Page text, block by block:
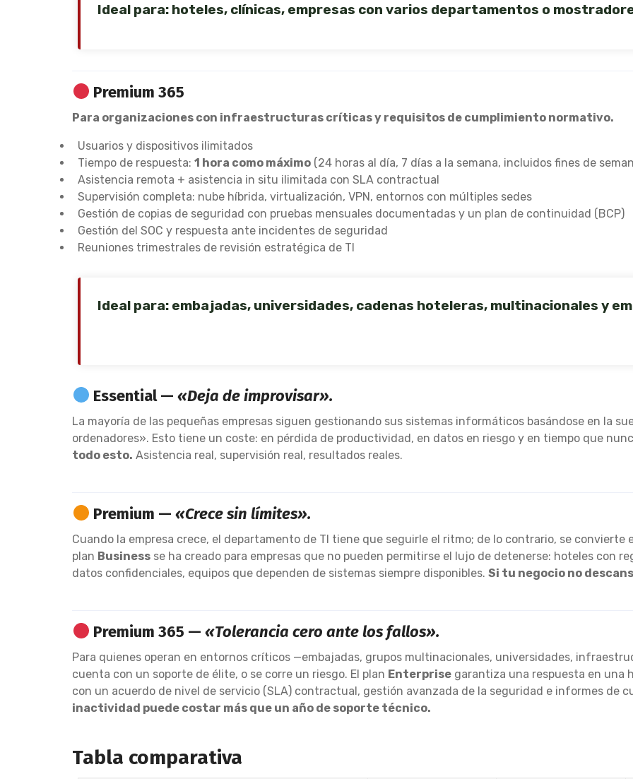
Ideal para: hoteles, clínicas, empresas con varios departamentos o
Premium 365
Para organizaciones con infraestructuras críticas y requisitos de cumplimiento normativo.
Usuarios y dispositivos ilimitados
Tiempo de respuesta: 1 hora como máximo (24 horas al día, 7 días a la semana, incluidos fines de
Asistencia remota + asistencia in situ ilimitada con SLA contractual
Supervisión completa: nube híbrida, virtualización, VPN, entornos con múltiples sedes
Gestión de copias de seguridad con pruebas mensuales documentadas y un plan de continuidad (BCP)
Gestión del SOC y respuesta ante incidentes de seguridad
Reuniones trimestrales de revisión estratégica de TI
Ideal para: embajadas, universidades, cadenas hoteleras, multinacionales y
Essential —«Deja de improvisar».
La mayoría de las pequeñas empresas siguen gestionando sus sistemas informáticos basándose en la
ordenadores». Esto tiene un coste: en pérdida de productividad, en datos en riesgo y en tiempo que
todo esto. Asistencia real, supervisión real, resultados reales.
Premium —«Crece sin límites».
Cuando la empresa crece, el departamento de TI tiene que seguirle el ritmo; de lo contrario, se convierte
plan Business se ha creado para empresas que no pueden permitirse el lujo de detenerse: hoteles con
datos confidenciales, equipos que dependen de sistemas siempre disponibles. Si tu negocio no
Premium 365 —«Tolerancia cero ante los fallos».
Para quienes operan en entornos críticos —embajadas, grupos multinacionales, universidades,
cuenta con un soporte de élite, o se corre un riesgo. El plan Enterprise garantiza una respuesta en una
con un acuerdo de nivel de servicio (SLA) contractual, gestión avanzada de la seguridad e informes de
inactividad puede costar más que un año de soporte técnico.
Tabla comparativa